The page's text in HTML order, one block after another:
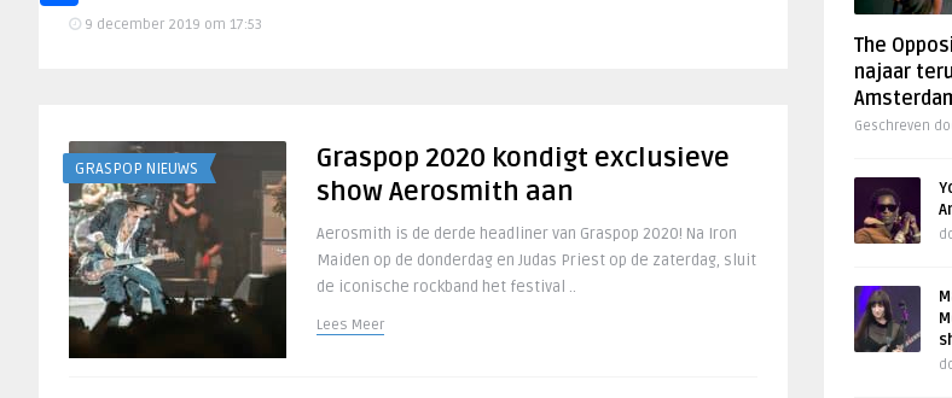
9 december 2019 om 17:53
GRASPOP NIEUWS
Graspop 2020 kondigt exclusieve
show Aerosmith aan
Aerosmith is de derde headliner van Graspop 2020! Na Iron
Maiden op de donderdag en Judas Priest op de zaterdag, sluit
de iconische rockband het festival ..
Lees Meer
The
najaar
Geschreven
Delen